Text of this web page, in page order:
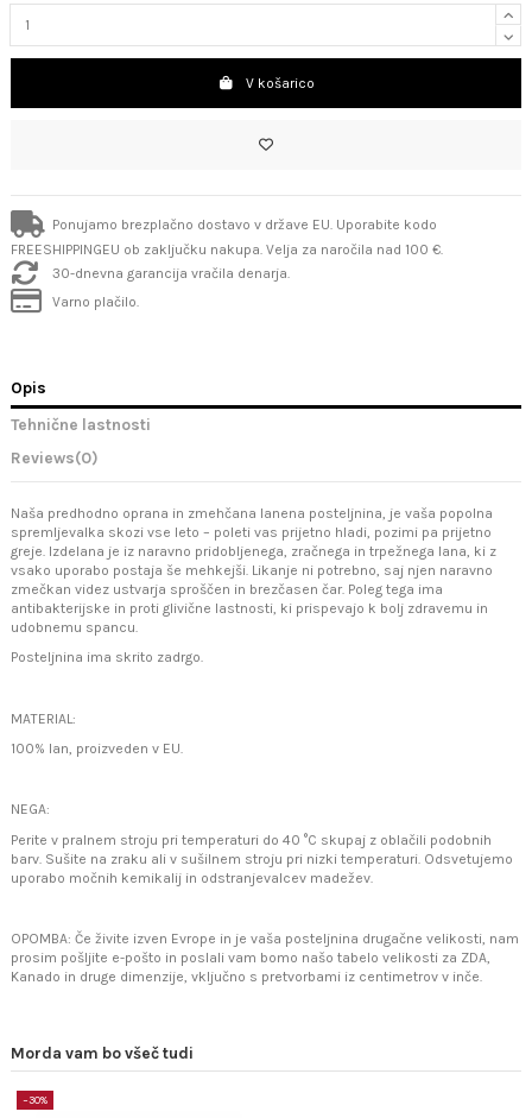
V košarico
Ponujamo brezplačno dostavo v države EU. Uporabite kodo
FREESHIPPINGEU ob zaključku nakupa. Velja za naročila nad 100 €.
30-dnevna garancija vračila denarja.
Varno plačilo.
Opis
Tehnične lastnosti
Reviews(0)
Naša predhodno oprana in zmehčana lanena posteljnina, je vaša popolna
spremljevalka skozi vse leto – poleti vas prijetno hladi, pozimi pa prijetno
greje. Izdelana je iz naravno pridobljenega, zračnega in trpežnega lana, ki z
vsako uporabo postaja še mehkejši. Likanje ni potrebno, saj njen naravno
zmečkan videz ustvarja sproščen in brezčasen čar. Poleg tega ima
antibakterijske in proti glivične lastnosti, ki prispevajo k bolj zdravemu in
udobnemu spancu.
Posteljnina ima skrito zadrgo.
MATERIAL:
100% lan, proizveden v EU.
NEGA:
Perite v pralnem stroju pri temperaturi do 40 °C skupaj z oblačili podobnih
barv. Sušite na zraku ali v sušilnem stroju pri nizki temperaturi. Odsvetujemo
uporabo močnih kemikalij in odstranjevalcev madežev.
OPOMBA: Če živite izven Evrope in je vaša posteljnina drugačne velikosti, nam
prosim pošljite e-pošto in poslali vam bomo našo tabelo velikosti za ZDA,
Kanado in druge dimenzije, vključno s pretvorbami iz centimetrov v inče.
Morda vam bo všeč tudi
−30%